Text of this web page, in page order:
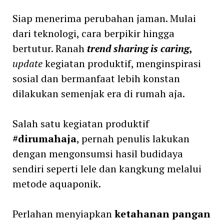
Siap menerima perubahan jaman. Mulai
dari teknologi, cara berpikir hingga
bertutur. Ranah trend sharing is caring,
updatekegiatan produktif, menginspirasi
sosial dan bermanfaat lebih konstan
dilakukan semenjak era di rumah aja.
Salah satu kegiatan produktif
#dirumahaja, pernah penulis lakukan
dengan mengonsumsi hasil budidaya
sendiri seperti lele dan kangkung melalui
metode aquaponik.
Perlahan menyiapkanketahanan pangan